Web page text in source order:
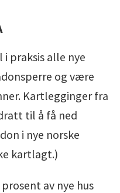
i praksis alle nye
og være
Kartlegginger fra
til å få ned
i nye norske
kartlagt.)
av nye hus